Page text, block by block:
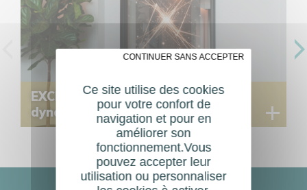
EXCLUSIVITÉ - communication
dynamique MOV-e®
Ce site utilise des cookies
pour votre confort de
navigation et pour en
améliorer son
fonctionnement.Vous
pouvez accepter leur
utilisation ou personnaliser
✗ CONTINUER SANS ACCEPTER